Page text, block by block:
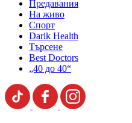
Предавания
На живо
Спорт
Darik Health
Търсене
Best Doctors
„40 до 40“